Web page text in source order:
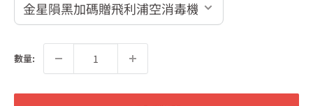
數量: